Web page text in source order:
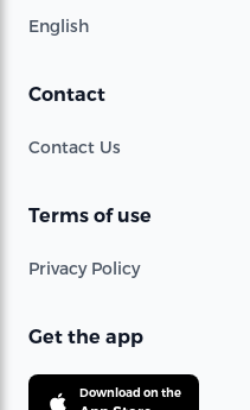
English
Contact
Contact Us
Terms of use
Privacy Policy
Get the app
Download on the